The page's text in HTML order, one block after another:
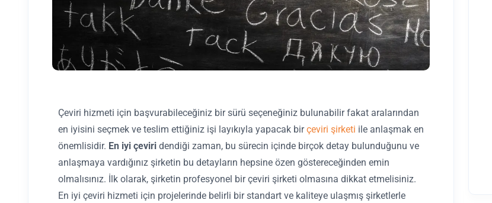
Çeviri hizmeti için başvurabileceğiniz bir sürü seçeneğiniz bulunabilir fakat aralarından
en iyisini seçmek ve teslim ettiğiniz işi layıkıyla yapacak birçeviri şirketi ile anlaşmak en
önemlisidir. En iyi çeviri dendiği zaman, bu sürecin içinde birçok detay bulunduğunu ve
anlaşmaya vardığınız şirketin bu detayların hepsine özen göstereceğinden emin
olmalısınız. İlk olarak, şirketin profesyonel bir çeviri şirketi olmasına dikkat etmelisiniz.
En iyi çeviri hizmeti için projelerinde belirli bir standart ve kaliteye ulaşmış şirketlerle